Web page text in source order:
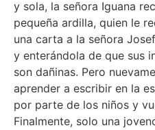
y sola, la señora Iguana
pequeña ardilla, quien le
una carta a la señora
y enterándola de que sus
son dañinas. Pero
aprender a escribir en la
por parte de los niños y
Finalmente, solo una